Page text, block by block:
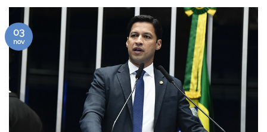
03
nov